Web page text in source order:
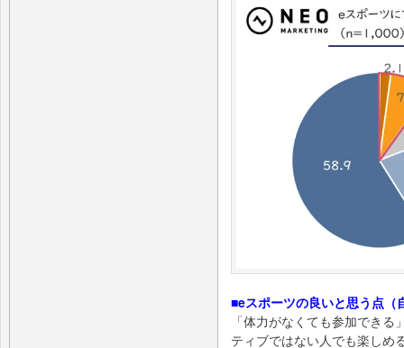
■eスポーツの良いと思う点（
「体力がなくても参加でき
ティブではない人でも楽しめ